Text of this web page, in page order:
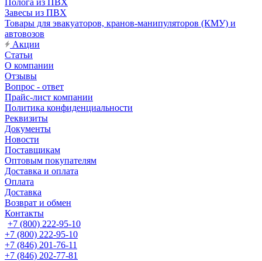
Полога из ПВХ
Завесы из ПВХ
Товары для эвакуаторов, кранов-манипуляторов (КМУ) и
автовозов
Акции
Статьи
О компании
Отзывы
Вопрос - ответ
Прайс-лист компании
Политика конфиденциальности
Реквизиты
Документы
Новости
Поставщикам
Оптовым покупателям
Доставка и оплата
Оплата
Доставка
Возврат и обмен
Контакты
+7 (800) 222-95-10
+7 (800) 222-95-10
+7 (846) 201-76-11
+7 (846) 202-77-81